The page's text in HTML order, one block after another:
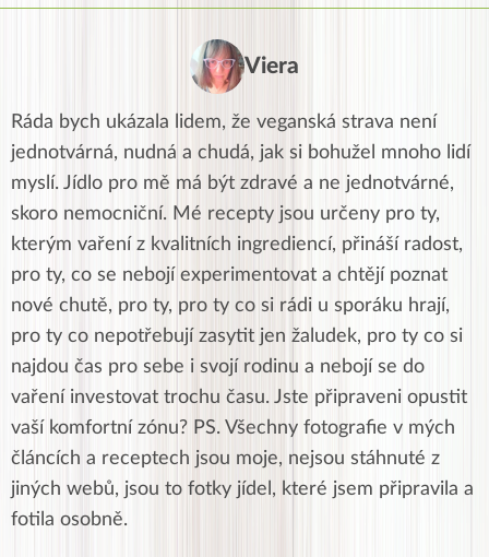
Viera
Ráda bych ukázala lidem, že veganská strava není
jednotvárná, nudná a chudá, jak si bohužel mnoho lidí
myslí. Jídlo pro mě má být zdravé a ne jednotvárné,
skoro nemocniční. Mé recepty jsou určeny pro ty,
kterým vaření z kvalitních ingrediencí, přináší radost,
pro ty, co se nebojí experimentovat a chtějí poznat
nové chutě, pro ty, pro ty co si rádi u sporáku hrají,
pro ty co nepotřebují zasytit jen žaludek, pro ty co si
najdou čas pro sebe i svojí rodinu a nebojí se do
vaření investovat trochu času. Jste připraveni opustit
vaší komfortní zónu? PS. Všechny fotografie v mých
článcích a receptech jsou moje, nejsou stáhnuté z
jiných webů, jsou to fotky jídel, které jsem připravila a
fotila osobně.